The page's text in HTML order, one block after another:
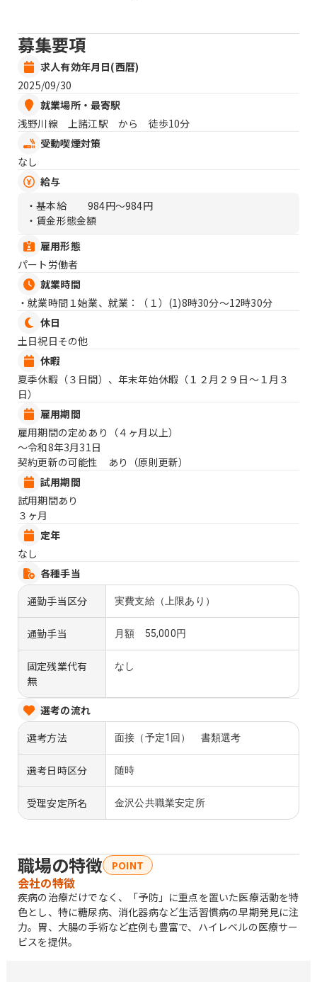
募集要項
求人有効年月日(西暦)
2025/09/30
就業場所・最寄駅
浅野川線 上諸江駅 から 徒歩10分
受動喫煙対策
なし
給与
・基本給
984円〜984円
・賃金形態金額
雇用形態
パート労働者
就業時間
・就業時間１始業、就業：（１） (1)8時30分〜12時30分
休日
土日祝日その他
休暇
夏季休暇（３日間）、年末年始休暇（１２月２９日〜１月３
日）
雇用期間
雇用期間の定めあり（４ヶ月以上）
〜令和8年3月31日
契約更新の可能性 あり（原則更新）
試用期間
試用期間あり
３ヶ月
定年
なし
各種手当
通勤手当区分
実費支給（上限あり）
通勤手当 月額 55,000円
固定残業代有
無
なし
選考の流れ
選考方法
面接（予定1回） 書類選考
選考日時区分 随時
受理安定所名 金沢公共職業安定所
職場の特徴 POINT
会社の特徴
疾病の治療だけでなく、「予防」に重点を置いた医療活動を特
色とし、特に糖尿病、消化器病など生活習慣病の早期発見に注
力。胃、大腸の手術など症例も豊富で、ハイレベルの医療サー
ビスを提供。